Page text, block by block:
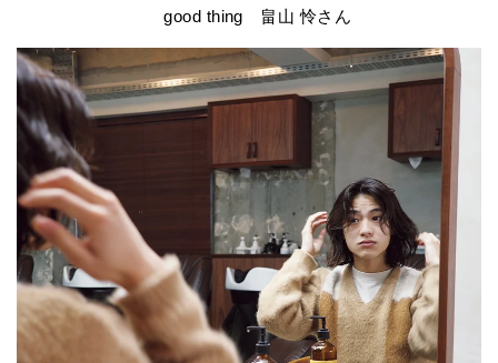
good thing 畠山 怜さん